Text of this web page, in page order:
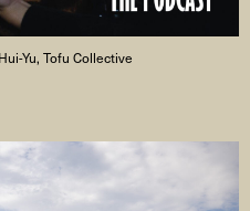
Yu, Tofu Collective